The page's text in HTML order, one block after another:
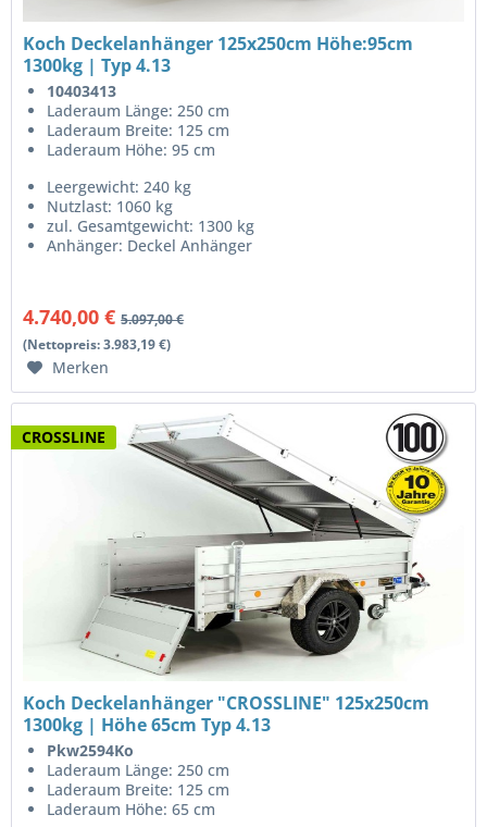
Koch Deckelanhänger 125x250cm Höhe:95cm
1300kg | Typ 4.13
10403413
Laderaum Länge: 250 cm
Laderaum Breite: 125 cm
Laderaum Höhe: 95 cm
Leergewicht: 240 kg
Nutzlast: 1060 kg
zul. Gesamtgewicht: 1300 kg
Anhänger: Deckel Anhänger
4.740,00 € 5.097,00 €
(Nettopreis: 3.983,19 €)
Merken
CROSSLINE
Koch Deckelanhänger "CROSSLINE" 125x250cm
1300kg | Höhe 65cm Typ 4.13
Pkw2594Ko
Laderaum Länge: 250 cm
Laderaum Breite: 125 cm
Laderaum Höhe: 65 cm